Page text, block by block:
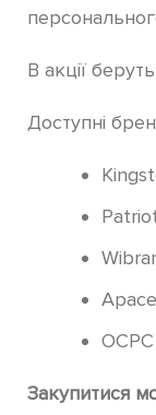
В акції
Доступні
OCPC
Закупитися